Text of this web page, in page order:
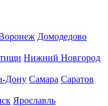
Домодедово
Нижний Новгород
Дону Самара Саратов
Ярославль